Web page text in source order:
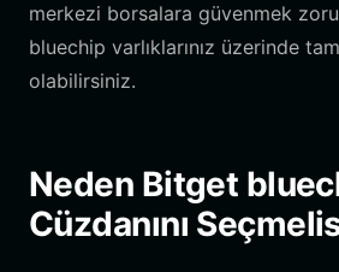
merkezi borsalara güvenmek
bluechip varlıklarınız üzerinde
olabilirsiniz.
Neden Bitget
Cüzdanını